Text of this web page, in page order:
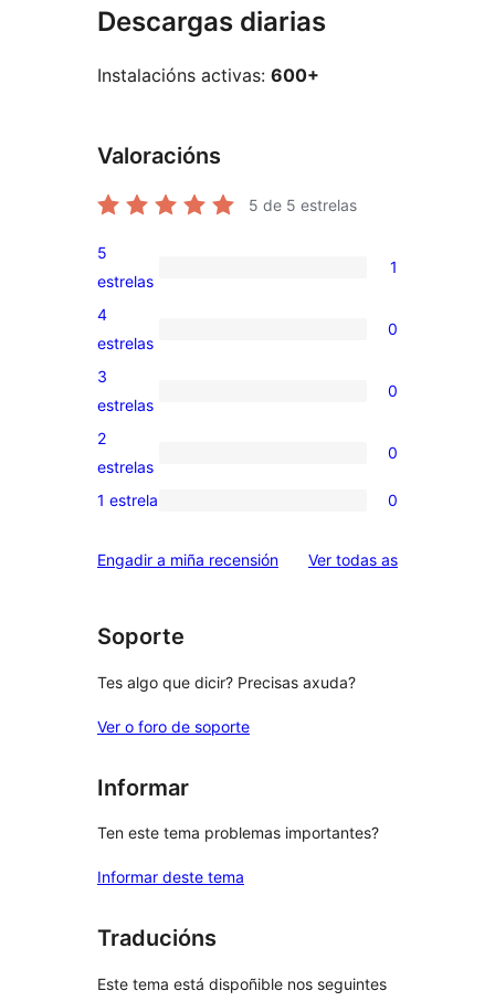
Descargas diarias
Instalacións activas: 600+
Valoracións
5 de 5 estrelas
1
valoración
de
5
estrelas
5
estrelas
1
0
valoracións
de
4
estrelas
4
estrelas
0
0
valoracións
de
3
3
estrelas
0
0
valoracións
2
2
estrelas
0
de
estrelas
1 estrela 0
Engadir a miña recensión Ver todas asvaloracións
Soporte
Tes algo que dicir? Precisas axuda?
Ver o foro de soporte
Informar
Ten este tema problemas importantes?
Informar deste tema
Traducións
Este tema está dispoñible nos seguintes